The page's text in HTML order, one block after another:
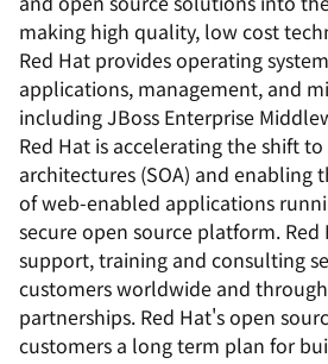
making high quality, low cost
Red Hat provides operating
applications, management, and
including JBoss Enterprise
Red Hat is accelerating the shift
architectures (SOA) and enabling
of web-enabled applications
secure open source platform. Red
support, training and consulting
customers worldwide and
partnerships. Red Hat's open
customers a long term plan for